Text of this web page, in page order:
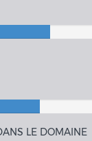
LE DOMAINE